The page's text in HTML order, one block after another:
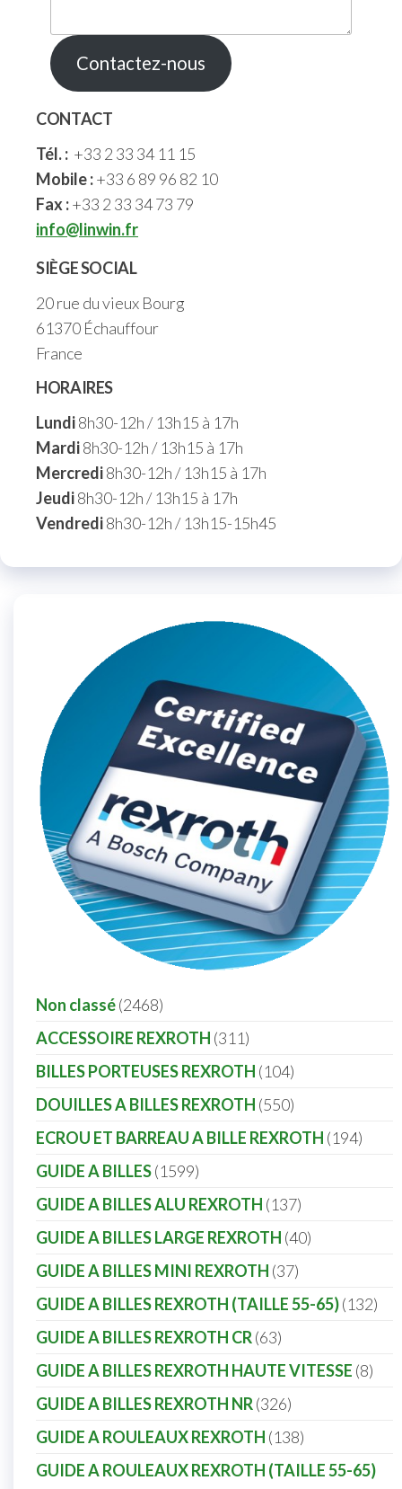
Contactez-nous
CONTACT
Tél. : +33 2 33 34 11 15
Mobile :+33 6 89 96 82 10
Fax :+33 2 33 34 73 79
info@linwin.fr
SIÈGE SOCIAL
20 rue du vieux Bourg
61370 Échauffour
France
HORAIRES
Lundi8h30-12h / 13h15 à 17h
Mardi8h30-12h / 13h15 à 17h
Mercredi8h30-12h / 13h15 à 17h
Jeudi8h30-12h / 13h15 à 17h
Vendredi8h30-12h / 13h15-15h45
Non classé 2468
ACCESSOIRE REXROTH 311
BILLES PORTEUSES REXROTH 104
DOUILLES A BILLES REXROTH 550
ECROU ET BARREAU A BILLE REXROTH 194
GUIDE A BILLES 1599
GUIDE A BILLES ALU REXROTH 137
GUIDE A BILLES LARGE REXROTH 40
GUIDE A BILLES MINI REXROTH 37
GUIDE A BILLES REXROTH (TAILLE 55-65) 132
GUIDE A BILLES REXROTH CR 63
GUIDE A BILLES REXROTH HAUTE VITESSE 8
GUIDE A BILLES REXROTH NR 326
GUIDE A ROULEAUX REXROTH 138
GUIDE A ROULEAUX REXROTH (TAILLE 55-65)